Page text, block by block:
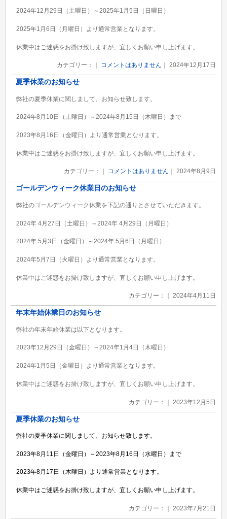
2024年12月29日（土曜日）～2025年1月5日（日曜日）
2025年1月6日（月曜日）より通常営業となります。
休業中はご迷惑をお掛け致しますが、宜しくお願い申し上げます。
カテゴリー：｜ コメントはありません ｜ 2024年12月17日
夏季休業のお知らせ
弊社の夏季休業に関しまして、お知らせ致します。
2024年8月10日（土曜日）～2024年8月15日（木曜日）まで
2023年8月16日（金曜日）より通常営業となります。
休業中はご迷惑をお掛け致しますが、宜しくお願い申し上げます。
カテゴリー：｜ コメントはありません ｜ 2024年8月9日
ゴールデンウィーク休業日のお知らせ
弊社のゴールデンウィーク休業を下記の通りとさせていただきます。
2024年 4月27日（土曜日）～2024年 4月29日（月曜日）
2024年 5月3日（金曜日）～2024年 5月6日（月曜日）
2024年5月7日（火曜日）より通常営業となります。
休業中はご迷惑をお掛け致しますが、宜しくお願い申し上げます。
カテゴリー：｜ 2024年4月11日
年末年始休業日のお知らせ
弊社の年末年始休業は以下となります。
2023年12月29日（金曜日）～2024年1月4日（木曜日）
2024年1月5日（金曜日）より通常営業となります。
休業中はご迷惑をお掛け致しますが、宜しくお願い申し上げます。
カテゴリー：｜ 2023年12月5日
夏季休業のお知らせ
弊社の夏季休業に関しまして、お知らせ致します。
2023年8月11日（金曜日）～2023年8月16日（水曜日）まで
2023年8月17日（木曜日）より通常営業となります。
休業中はご迷惑をお掛け致しますが、宜しくお願い申し上げます。
カテゴリー：｜ 2023年7月21日